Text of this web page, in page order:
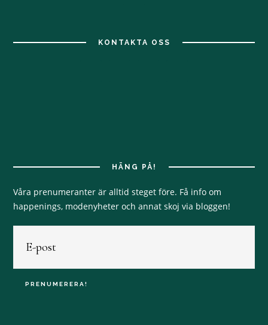
KONTAKTA OSS
HÄNG PÅ!
Våra prenumeranter är alltid steget före. Få info om
happenings, modenyheter och annat skoj via bloggen!